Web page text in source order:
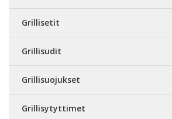
Grillisetit
Grillisudit
Grillisuojukset
Grillisytyttimet